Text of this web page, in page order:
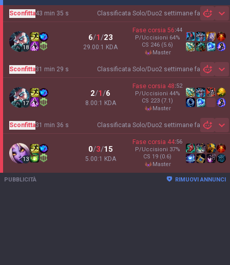
Classificata Solo/Duo2 settimane fa
Sconfitta43 min 35 s
18
6/1/23
29.00:1 KDA
Fase corsia 56:44
P/Uccisioni 64%
CS 246 (5.6)
master
Classificata Solo/Duo2 settimane fa
Sconfitta31 min 29 s
17
2/1/6
8.00:1 KDA
Fase corsia 48:52
P/Uccisioni 44%
CS 223 (7.1)
master
Classificata Solo/Duo2 settimane fa
Sconfitta31 min 36 s
13
0/3/15
5.00:1 KDA
Fase corsia 44:56
P/Uccisioni 37%
CS 19 (0.6)
master
PUBBLICITÀ RIMUOVI ANNUNCI